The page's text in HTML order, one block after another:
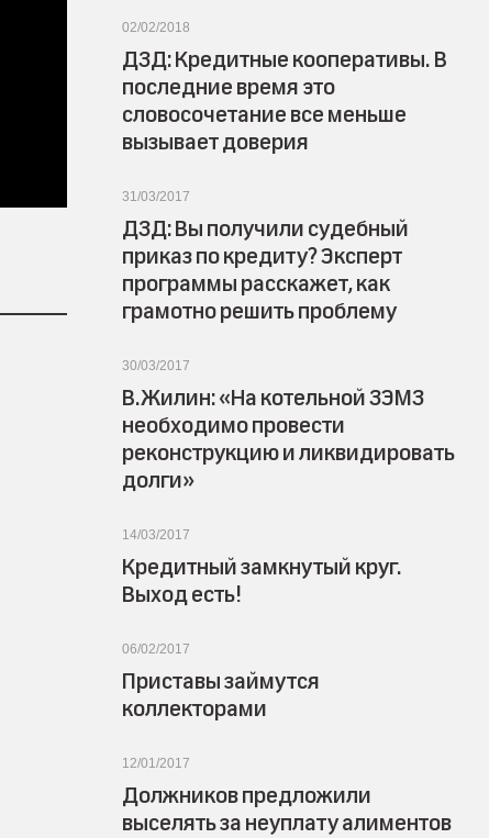
02/02/2018
ДЗД: Кредитные кооперативы. В
последние время это
словосочетание все меньше
вызывает доверия
31/03/2017
ДЗД: Вы получили судебный
приказ по кредиту? Эксперт
программы расскажет, как
грамотно решить проблему
30/03/2017
В.Жилин: «На котельной ЗЭМЗ
необходимо провести
реконструкцию и ликвидировать
долги»
14/03/2017
Кредитный замкнутый круг.
Выход есть!
06/02/2017
Приставы займутся
коллекторами
12/01/2017
Должников предложили
выселять за неуплату алиментов